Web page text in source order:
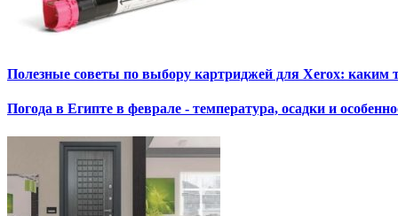
Полезные советы по выбору картриджей для Xerox: каким
Погода в Египте в феврале - температура, осадки и